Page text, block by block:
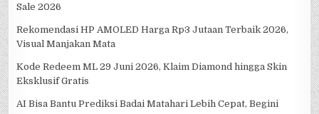
Sale 2026
Rekomendasi HP AMOLED Harga Rp3 Jutaan Terbaik 2026,
Visual Manjakan Mata
Kode Redeem ML 29 Juni 2026, Klaim Diamond hingga Skin
Eksklusif Gratis
AI Bisa Bantu Prediksi Badai Matahari Lebih Cepat, Begini